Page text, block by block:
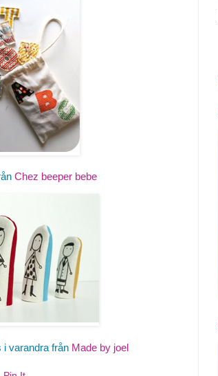
Chez beeper bebe
i varandra från Made by joel